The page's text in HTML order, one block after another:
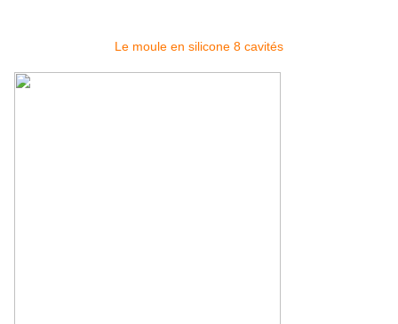
Le moule en silicone 8 cavités